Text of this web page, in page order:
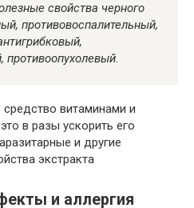
свойства черного
противовоспалительный,
витаминами и
в разы ускорить его
и другие
экстракта
и аллергия